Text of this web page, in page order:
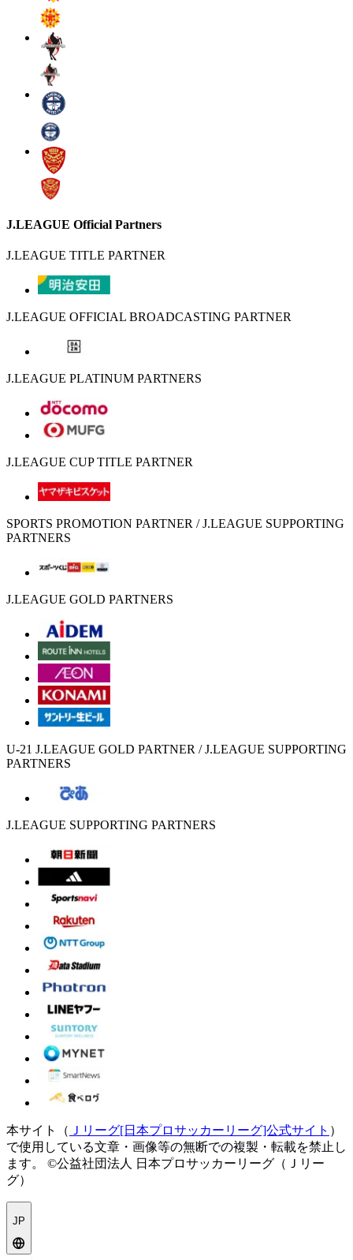
J.LEAGUE Official Partners
J.LEAGUE TITLE PARTNER
J.LEAGUE OFFICIAL BROADCASTING PARTNER
J.LEAGUE PLATINUM PARTNERS
J.LEAGUE CUP TITLE PARTNER
SPORTS PROMOTION PARTNER / J.LEAGUE SUPPORTING
PARTNERS
J.LEAGUE GOLD PARTNERS
U-21 J.LEAGUE GOLD PARTNER / J.LEAGUE SUPPORTING
PARTNERS
J.LEAGUE SUPPORTING PARTNERS
本サイト（ Ｊリーグ[日本プロサッカーリーグ]公式サイト ）
で使用している文章・画像等の無断での複製・転載を禁止し
ます。
©公益社団法人 日本プロサッカーリーグ（Ｊリー
グ）
JP